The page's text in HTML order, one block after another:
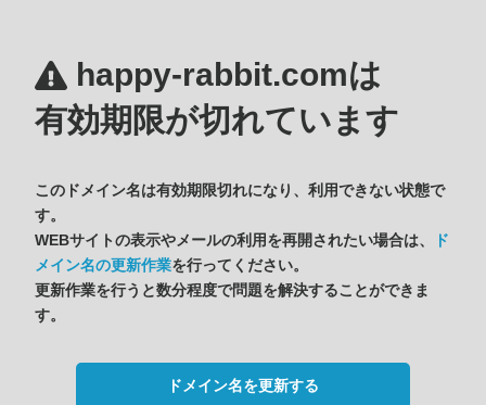
happy-rabbit.comは
有効期限が切れています
このドメイン名は有効期限切れになり、利用できない状態で
す。
WEBサイトの表示やメールの利用を再開されたい場合は、
ド
メイン名の更新作業を行ってください。
更新作業を行うと数分程度で問題を解決することができま
す。
ドメイン名を更新する